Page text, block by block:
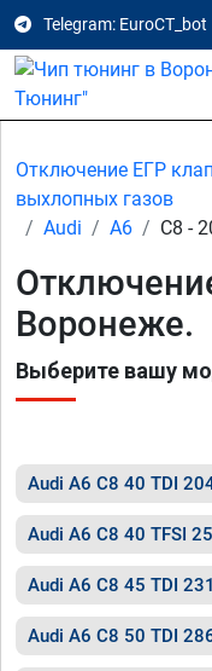
Telegram: EuroCT_bot
Отключение ЕГР
выхлопных газов
Audi
A6 C8 -
Воронеже.
Выберите вашу
Audi A6 C8 40 TDI
Audi A6 C8 40 TFSI
Audi A6 C8 45 TDI
Audi A6 C8 50 TDI